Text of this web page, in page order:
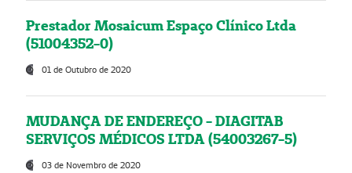
Prestador Mosaicum Espaço Clínico Ltda
(51004352-0)
01 de Outubro de 2020
MUDANÇA DE ENDEREÇO - DIAGITAB
SERVIÇOS MÉDICOS LTDA (54003267-5)
03 de Novembro de 2020